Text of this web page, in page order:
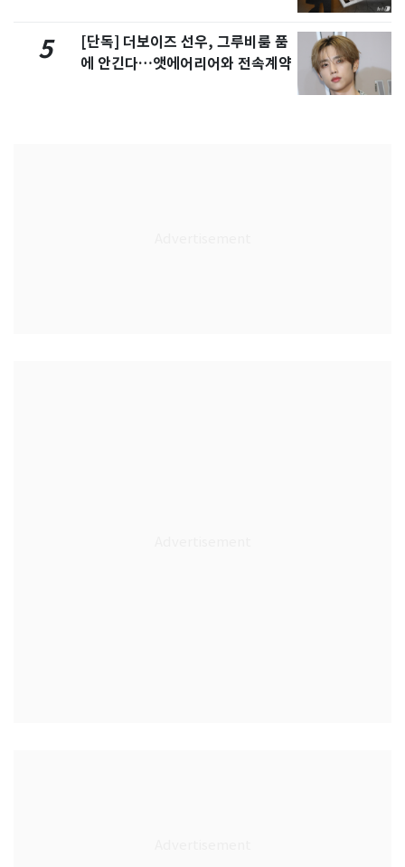
5
[단독] 더보이즈 선우, 그루비룸 품
에 안긴다…앳에어리어와 전속계약